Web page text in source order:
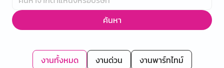
ค้นหา
งานทั้งหมด งานด่วน
งานพาร์ทไทม์